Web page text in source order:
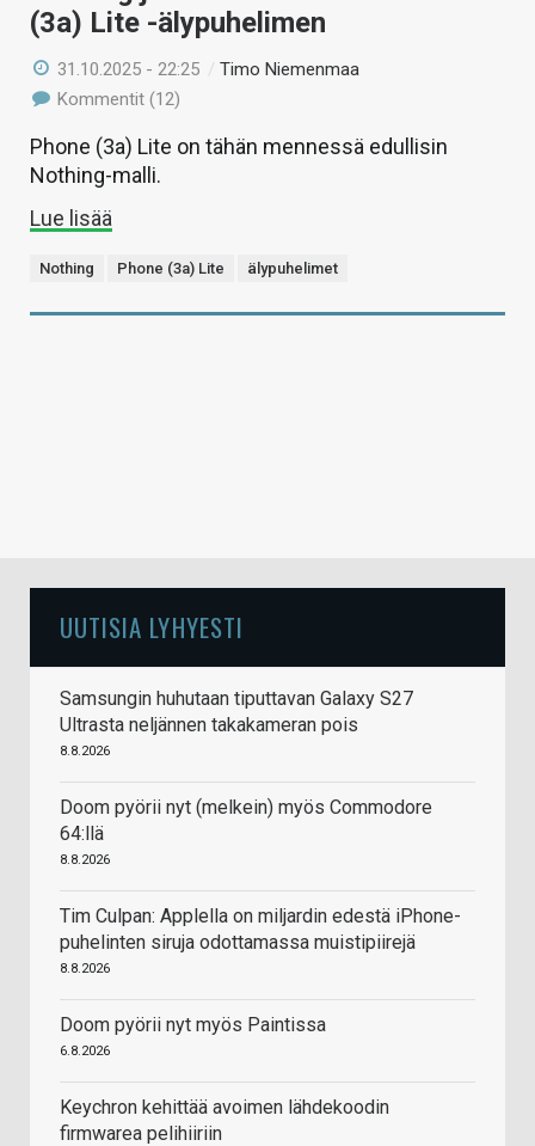
(3a) Lite -älypuhelimen
31.10.2025 - 22:25 /Timo Niemenmaa
Kommentit (12)
Phone (3a) Lite on tähän mennessä edullisin
Nothing-malli.
Lue lisää
Nothing Phone (3a) Lite älypuhelimet
UUTISIA LYHYESTI
Samsungin huhutaan tiputtavan Galaxy S27
Ultrasta neljännen takakameran pois
8.8.2026
Doom pyörii nyt (melkein) myös Commodore
64:llä
8.8.2026
Tim Culpan: Applella on miljardin edestä iPhone-
puhelinten siruja odottamassa muistipiirejä
8.8.2026
Doom pyörii nyt myös Paintissa
6.8.2026
Keychron kehittää avoimen lähdekoodin
firmwarea pelihiiriin